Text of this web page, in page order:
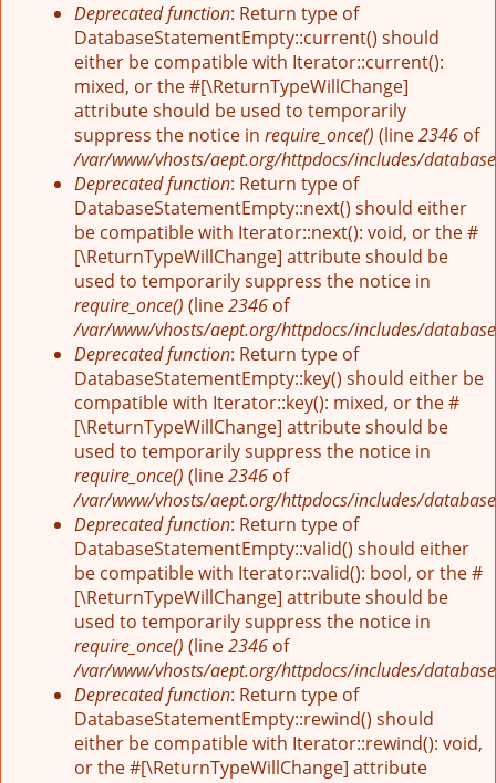
Deprecated function: Return type of
DatabaseStatementEmpty::current() should
either be compatible with Iterator::current():
mixed, or the #[\ReturnTypeWillChange]
attribute should be used to temporarily
suppress the notice in require_once() (line2346 of
/var/www/vhosts/aept.org/httpdocs/includes/
Deprecated function: Return type of
DatabaseStatementEmpty::next() should either
be compatible with Iterator::next(): void, or the #
[\ReturnTypeWillChange] attribute should be
used to temporarily suppress the notice in
require_once() (line2346 of
/var/www/vhosts/aept.org/httpdocs/includes/
Deprecated function: Return type of
DatabaseStatementEmpty::key() should either be
compatible with Iterator::key(): mixed, or the #
[\ReturnTypeWillChange] attribute should be
used to temporarily suppress the notice in
require_once() (line2346 of
/var/www/vhosts/aept.org/httpdocs/includes/
Deprecated function: Return type of
DatabaseStatementEmpty::valid() should either
be compatible with Iterator::valid(): bool, or the #
[\ReturnTypeWillChange] attribute should be
used to temporarily suppress the notice in
require_once() (line2346 of
/var/www/vhosts/aept.org/httpdocs/includes/
Deprecated function: Return type of
DatabaseStatementEmpty::rewind() should
either be compatible with Iterator::rewind(): void,
or the #[\ReturnTypeWillChange] attribute